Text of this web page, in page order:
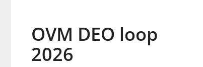
OVM DEO loop
2026